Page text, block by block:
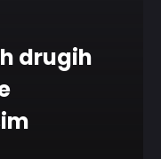
drugih